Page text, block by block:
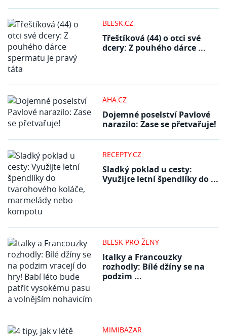
BLESK.CZ
Třeštíková (44) o otci své
dcery: Z pouhého dárce ...
AHA.CZ
Dojemné poselství Pavlové
narazilo: Zase se přetvařuje!
RECEPTY.CZ
Sladký poklad u cesty:
Využijte letní špendlíky do ...
BLESK PRO ŽENY
Italky a Francouzky
rozhodly: Bílé džíny se na
podzim ...
MIMIBAZAR